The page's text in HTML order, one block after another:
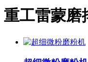
重工雷蒙磨